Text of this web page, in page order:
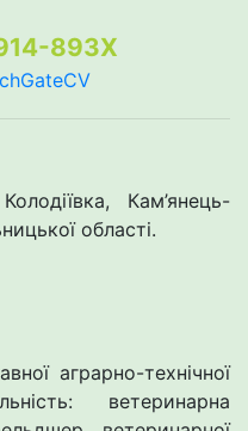
893X
CV
Кам’янець-
області.
аграрно-технічної
ветеринарна